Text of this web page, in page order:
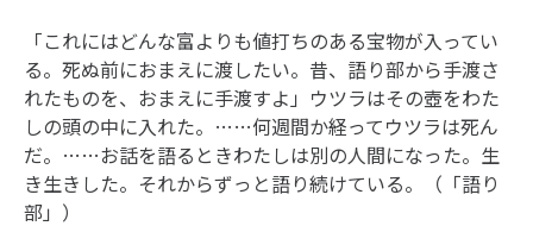
「これにはどんな富よりも値打ちのある宝物が入ってい
る。死ぬ前におまえに渡したい。昔、語り部から手渡さ
れたものを、おまえに手渡すよ」ウツラはその壺をわた
しの頭の中に入れた。……何週間か経ってウツラは死ん
だ。……お話を語るときわたしは別の人間になった。生
き生きした。それからずっと語り続けている。（「語り
部」）